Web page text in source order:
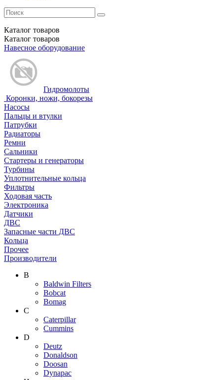
Каталог товаров
Каталог товаров
Навесное оборудование
Гидромолоты
Коронки, ножи, бокорезы
Насосы
Пальцы и втулки
Патрубки
Радиаторы
Ремни
Сальники
Стартеры и генераторы
Турбины
Уплотнительные кольца
Фильтры
Ходовая часть
Электроника
Датчики
ДВС
Запасные части ДВС
Кольца
Прочее
Производители
B
Baldwin Filters
Bobcat
Bomag
C
Caterpillar
Cummins
D
Deutz
Donaldson
Doosan
Dynapac